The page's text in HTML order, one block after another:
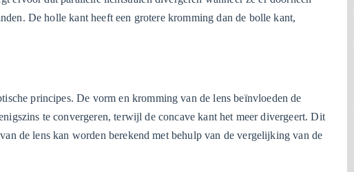
De holle kant heeft een grotere kromming dan de bolle kant,
principes. De vorm en kromming van de lens beïnvloeden de
te convergeren, terwijl de concave kant het meer divergeert. Dit
de lens kan worden berekend met behulp van de vergelijking van de